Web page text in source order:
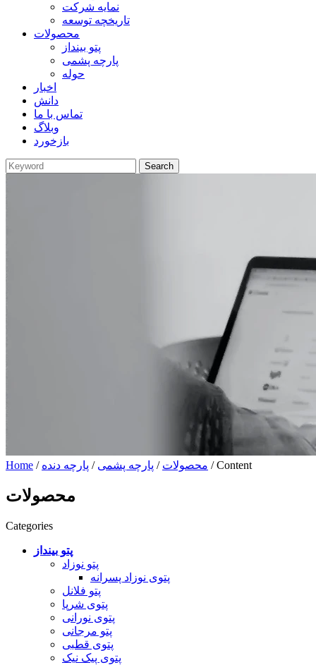
نمایه شرکت
تاریخچه توسعه
محصولات
پتو بینداز
پارچه پشمی
حوله
اخبار
دانش
تماس با ما
وبلاگ
بازخورد
Home / محصولات / پارچه پشمی / پارچه دنده / Content
محصولات
Categories
پتو بینداز
پتو نوزاد
پتوی نوزاد پسرانه
پتو فلانل
پتوی شرپا
پتوی نورانی
پتو مرجانی
پتوی قطبی
پتوی پیک نیک